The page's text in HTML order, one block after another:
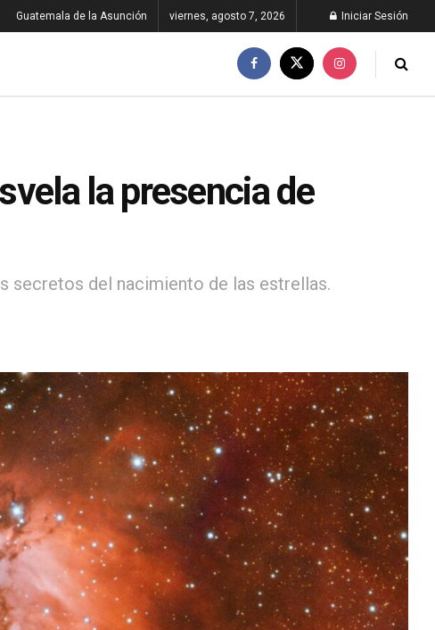
Guatemala de la Asunción viernes, agosto 7, 2026 Iniciar Sesión
la presencia de
secretos del nacimiento de las estrellas.